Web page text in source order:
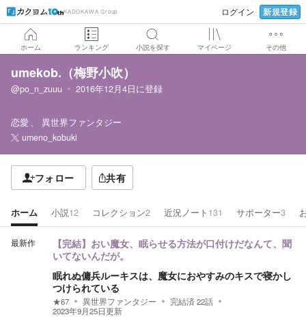
KADOKAWA Group ログイン 新規登録
ホーム ランキング 小説を探す マイページ その他
umekob.（梅野小吹）
@po_n_zuuu 2016年12月4日に登録
恋愛
異世界ファンタジー
umeno_kobuki
フォロー 共有
ホーム 小説12 コレクション2 近況ノート 131 サポーター3
最新作
【完結】おい魔女、眠らせる方法が口付けだなんて、聞
いてないんだが。
眠れぬ傭兵ルーキスは、魔女におやすみのキスで寝かし
つけられている
★67 異世界ファンタジー 完結済22話
2023年9月25日更新